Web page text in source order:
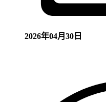
2026年04月30日